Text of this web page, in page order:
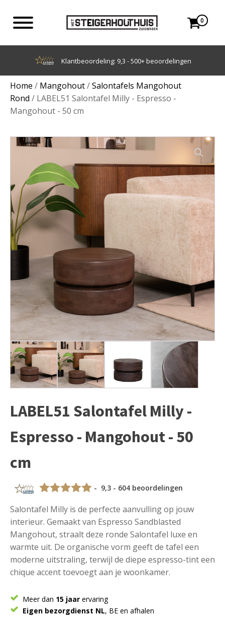
0
Achteraf betalen met Klarna
Home / Mangohout/Salontafels Mangohout
Rond / LABEL51 Salontafel Milly - Espresso -
Mangohout - 50 cm
LABEL51 Salontafel Milly -
Espresso - Mangohout - 50
cm
- 9,3 - 604 beoordelingen
Salontafel Milly is de perfecte aanvulling op jouw
interieur. Gemaakt van Espresso Sandblasted
Mangohout, straalt deze ronde Salontafel luxe en
warmte uit. De organische vorm geeft de tafel een
moderne uitstraling, terwijl de diepe espresso-tint een
chique accent toevoegt aan je woonkamer.
Meer dan 15 jaar ervaring
Eigen bezorgdienst NL, BE en afhalen